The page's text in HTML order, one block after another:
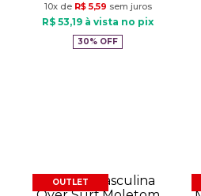
10x de R$ 5,59 sem juros
R$ 53,19 à vista no pix
30% OFF
OUTLET